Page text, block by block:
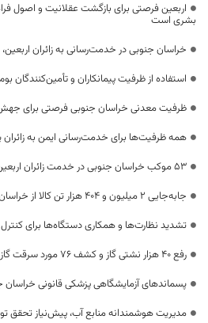
اربعین فرصتی برای بازگشت عقلانیت و اصول
بشری است
خراسان جنوبی در خدمت‌رسانی به زائران
استفاده از ظرفیت پیمانکاران و تأمین‌کنندگان
ظرفیت معدنی خراسان جنوبی فرصتی برای
همه ظرفیت‌ها برای خدمت‌رسانی ایمن به
53 موکب خراسان جنوبی در خدمت زائران اربعین
جابه‌جایی 2 میلیون و 404 هزار تن کالا از خراسان جنوبی به سراسر کشور
تشدید نظارت‌ها و همکاری دستگاه‌ها برای
رفع 40 هزار نشتی گاز و کشف 76 مورد سرقت گاز در چهار ماهه نخست سال
پسماندهای آزمایشگاهی پزشکی قانونی
مدیریت هوشمندانه منابع آب، پیش‌نیاز تحقق